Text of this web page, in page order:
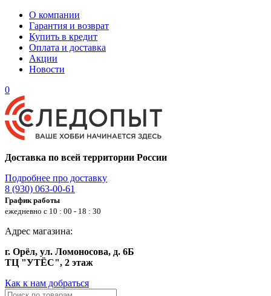
О компании
Гарантия и возврат
Купить в кредит
Оплата и доставка
Акции
Новости
0
Доставка по всей территории России
Подробнее про доставку
8 (930) 063-00-61
График работы
ежедневно с 10 : 00 - 18 : 30
Адрес магазина:
г. Орёл, ул. Ломоносова, д. 6Б
ТЦ "УТЁС", 2 этаж
Как к нам добраться